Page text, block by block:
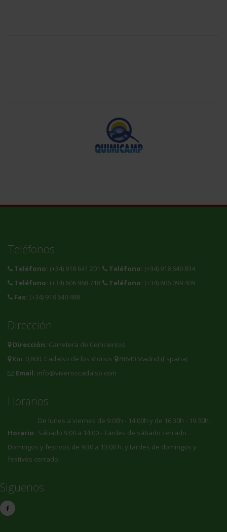
Teléfonos
Teléfono: (+34) 918 641 201 Teléfono: (+34) 918 640 834
Teléfono: (+34) 606 968 718 Teléfono: (+34) 606 099 409
Fax: (+34) 918 640 488
Dirección
Dirección: Carretera de Cenicientos
Km. 0,600. Cadalso de los Vidrios
28640 Madrid (España)
Email: info@viveroscadalso.com
Horarios
Horario:
De lunes a viernes de 9:00h - 14:00h y de 16:30h - 19:30h.
Sábado 9:00 a 14:00 - Tardes de sábado cerrado.
Domingos y festivos de 9:30 a 13:00 h. y tardes de domingos y
festivos cerrado.
Siguenos